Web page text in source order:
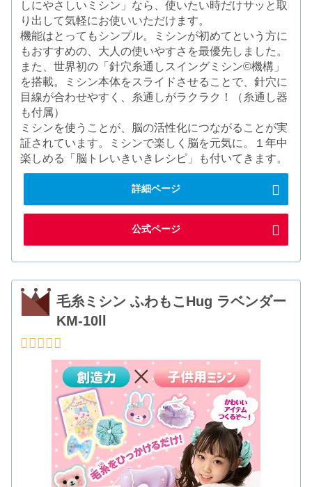
しにやさしいミシン」なら、使いたい時だけサッと取
り出して気軽にお使いいただけます。
機能はとってもシンプル。ミシンが初めてという方に
もおすすめの、大人の使いやすさを最優先しました。
また、世界初の「針穴糸通しスイングミシン©機構」
を搭載。ミシン本体をスライドさせることで、針穴に
目線が合わせやすく、糸通しがラクラク！（糸通し器
も付属）
ミシンを使うことが、脳の活性化につながることが実
証されています。ミシンで楽しく脳を元気に。１年中
楽しめる「脳トレいきいきレシピ」も付いてきます。
詳細ページ
公式ページ
毛糸ミシン ふわもこHug ラベンダー
KM-10ll